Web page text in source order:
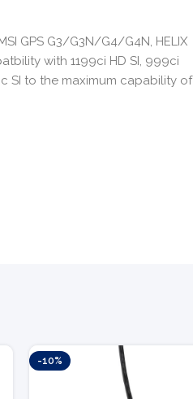
GPS G3/G3N/G4/G4N, HELIX
with 1199ci HD SI, 999ci
SI to the maximum capability of
-10%